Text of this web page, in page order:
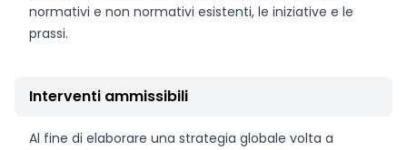
normativi e non normativi esistenti, le iniziative e le
prassi.
Interventi ammissibili
Al fine di elaborare una strategia globale volta a